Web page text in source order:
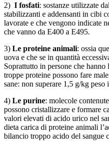
2) I fosfati: sostanze utilizzate
stabilizzanti e addensanti in cibi
lavorate e che vengono indicate
che vanno da E400 a E495.
3) Le proteine animali: ossia
uova e che se in quantità
Soprattutto in persone che
troppe proteine possono fare
sane: non superare 1,5 g/kg peso
4) Le purine: molecole
possono cristallizzare e formare
valori elevati di acido urico nel
dieta carica di proteine animali
bilancio troppo acido del sangue